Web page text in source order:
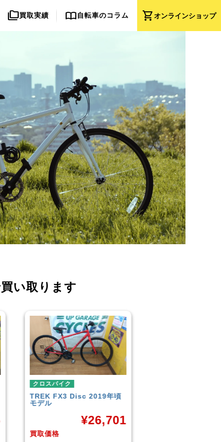
shopping_cartオンラインショップ
folder_copy買取実績 import_contacts自転車のコラム
い取ります
クロスバイク
イオンバイクモーメンタム
買取価格
¥6,043